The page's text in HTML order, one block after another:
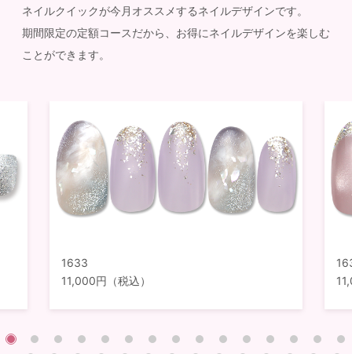
ネイルクイックが今月オススメするネイルデザインです。
期間限定の定額コースだから、お得にネイルデザインを楽しむ
ことができます。
1633
11,000円（税込）